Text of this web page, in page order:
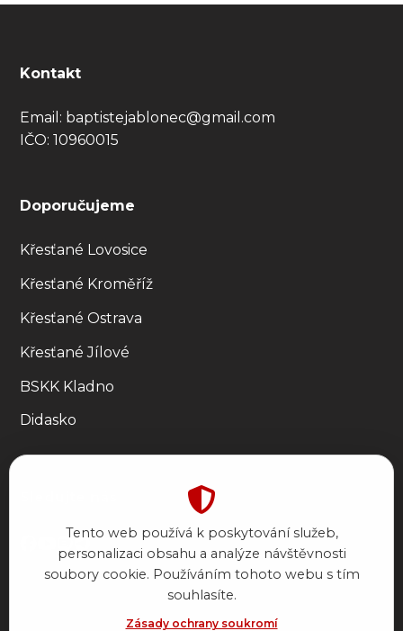
Kontakt
Email: baptistejablonec@gmail.com
IČO: 10960015
Doporučujeme
Křesťané Lovosice
Křesťané Kroměříž
Křesťané Ostrava
Křesťané Jílové
BSKK Kladno
Didasko
Tento web používá k poskytování služeb,
personalizaci obsahu a analýze návštěvnosti
soubory cookie. Používáním tohoto webu s tím
souhlasíte.
Zásady ochrany soukromí